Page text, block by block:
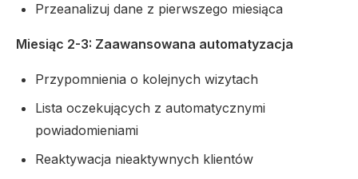
Przeanalizuj dane z pierwszego miesiąca
Miesiąc 2-3: Zaawansowana automatyzacja
Przypomnienia o kolejnych wizytach
Lista oczekujących z automatycznymi
powiadomieniami
Reaktywacja nieaktywnych klientów